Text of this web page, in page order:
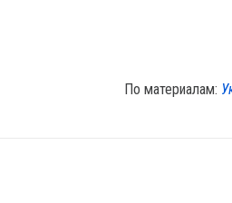
По материалам: